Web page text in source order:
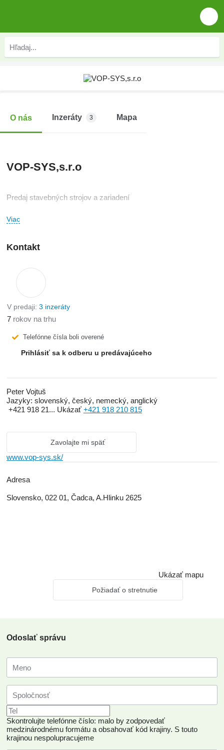
O nás Inzeráty 3 Mapa
VOP-SYS,s.r.o
Predaj stavebných strojov a zariadení
Viac
Kontakt
V predaji: 3 inzeráty
7 rokov na trhu
Telefónne čísla boli overené
Prihlásiť sa k odberu u predávajúceho
Peter Vojtuš
Jazyky: slovenský, český, nemecký, anglický
+421 918 21... Ukázať +421 918 210 815
Zavolajte mi späť
www.vop-sys.sk/
Adresa
Slovensko, 022 01, Čadca, A.Hlinku 2625
Ukázať mapu
Požiadať o stretnutie
Odoslať správu
Skontrolujte telefónne číslo: malo by zodpovedať
medzinárodnému formátu a obsahovať kód krajiny. S touto
krajinou nespolupracujeme